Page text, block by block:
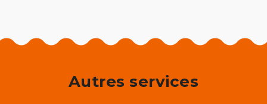
Autres services